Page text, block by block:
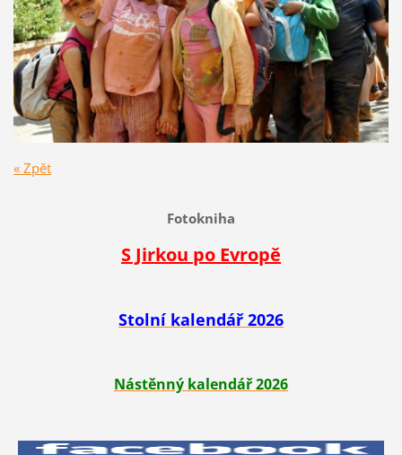
« Zpět
Fotokniha
S Jirkou po Evropě
Stolní kalendář 2026
Nástěnný kalendář 2026